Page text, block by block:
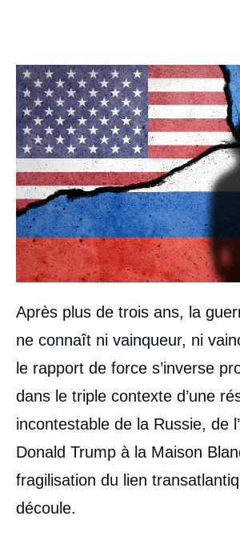
Image
Après plus de trois ans, la
ne connaît ni vainqueur, ni
le rapport de force s’inverse
dans le triple contexte d’une
incontestable de la Russie, de
Donald Trump à la Maison
fragilisation du lien
découle.